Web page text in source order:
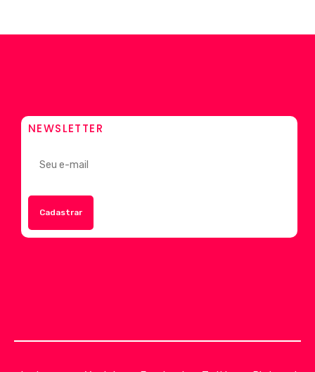
NEWSLETTER